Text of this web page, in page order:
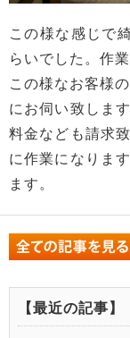
この様な感じで
らいでした。作
この様なお客様
にお伺い致しま
料金なども請求
に作業になりま
ます。
【最近の記事】